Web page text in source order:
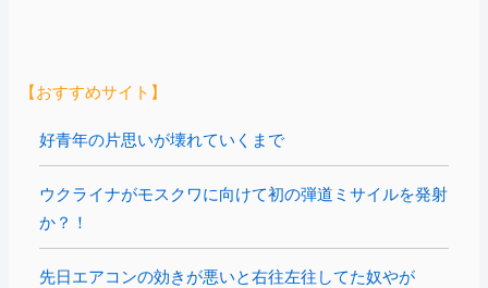
【おすすめサイト】
好青年の片思いが壊れていくまで
ウクライナがモスクワに向けて初の弾道ミサイルを発射
か？！
先日エアコンの効きが悪いと右往左往してた奴やが